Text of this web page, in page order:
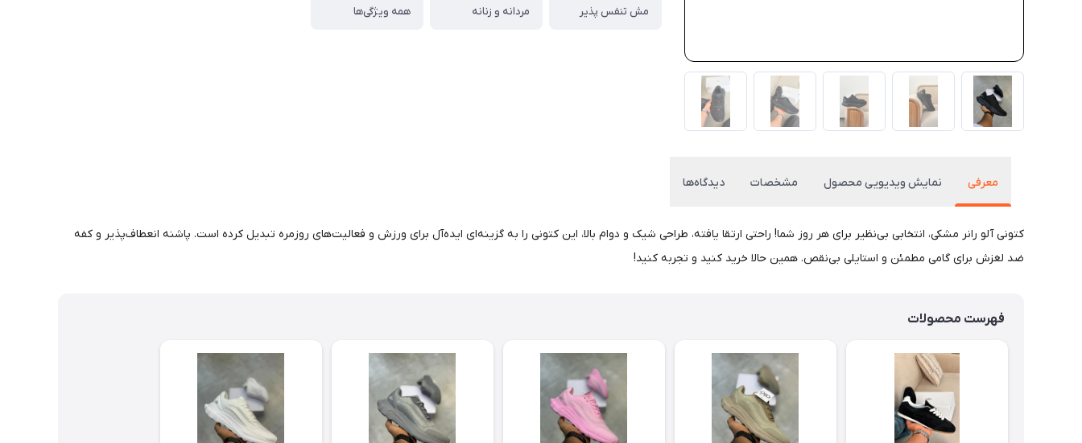
مش تنفس پذیر
مردانه و زنانه
همه ویژگی‌ها
معرفی نمایش ویدیویی محصول مشخصات دیدگاه‌ها
کتونی آلو رانر مشکی، انتخابی بی‌نظیر برای هر روز شما! راحتی ارتقا یافته، طراحی شیک و دوام بالا، این کتونی را به گزینه‌ای ایده‌آل برای ورزش و فعالیت‌های روزمره تبدیل کرده است. پاشنه انعطاف‌پذیر و کفه
ضد لغزش برای گامی مطمئن و استایلی بی‌نقص. همین حالا خرید کنید و تجربه کنید!
فهرست محصولات